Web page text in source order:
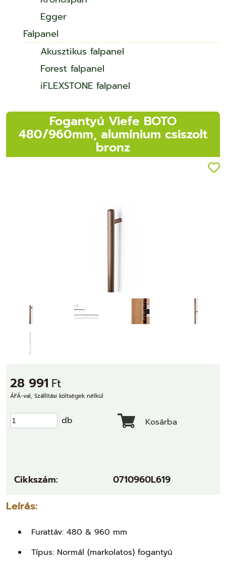
Egger
Falpanel
Akusztikus falpanel
Forest falpanel
iFLEXSTONE falpanel
Fogantyú Viefe BOTO
480/960mm, alumínium csiszolt
bronz
28 991 Ft
ÁFÁ-val, Szállítási költségek nélkül
db Kosárba
Leírás:
Furattáv: 480 & 960 mm
Típus: Normál (markolatos) fogantyú
Cikkszám: 0710960L619